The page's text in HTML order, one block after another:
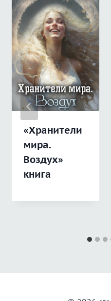
«Хранители
мира.
Воздух»
книга